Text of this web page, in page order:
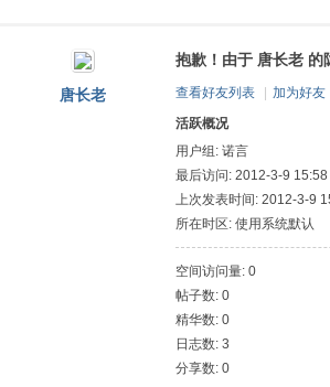
唐长老
抱歉！由于 唐长老 的
查看好友列表 加为好友
活跃概况
用户组: 诺言
最后访问: 2012-3-9 15:58
上次发表时间: 2012-3-9
所在时区: 使用系统默认
空间访问量: 0
帖子数: 0
精华数: 0
日志数: 3
分享数: 0